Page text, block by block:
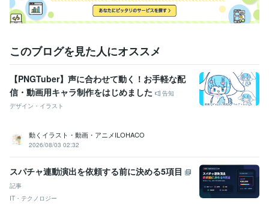
このブログを見た人にオススメ
【PNGTuber】声に合わせて動く！お手軽な配
信・動画用キャラ制作をはじめました
告知
デザイン・イラスト
動くイラスト・動画・アニメILOHACO
2026/08/03 02:32
スパチャ連動演出を依頼する前に決める5項目
記事
IT・テクノロジー